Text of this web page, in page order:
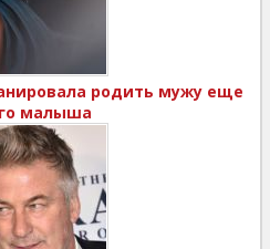
родить мужу еще
малыша